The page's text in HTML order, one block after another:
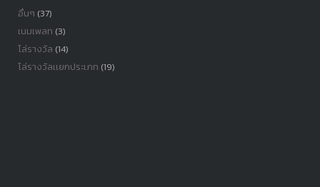
อื่นๆ (37)
เนมเพลท (3)
โล่รางวัล (14)
โล่รางวัลเเยกประเภท (19)